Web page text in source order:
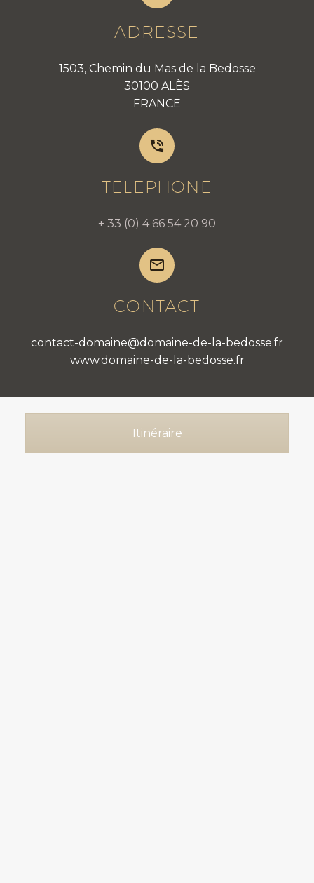
ADRESSE
1503, Chemin du Mas de la Bedosse
30100 ALÈS
FRANCE


TELEPHONE
+ 33 (0) 4 66 54 20 90


CONTACT
contact-domaine@domaine-de-la-bedosse.fr
www.domaine-de-la-bedosse.fr
Itinéraire